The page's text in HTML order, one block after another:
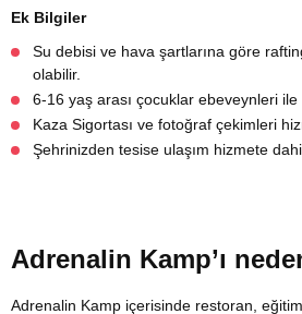
Ek Bilgiler
Su debisi ve hava şartlarına göre
olabilir.
6-16 yaş arası çocuklar ebeveynleri ile
Kaza Sigortası ve fotoğraf çekimleri
Şehrinizden tesise ulaşım hizmete
Adrenalin Kamp’ı
Adrenalin Kamp içerisinde restoran,